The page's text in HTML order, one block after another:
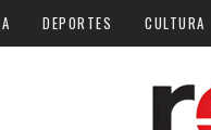
DEPORTES CULTURA